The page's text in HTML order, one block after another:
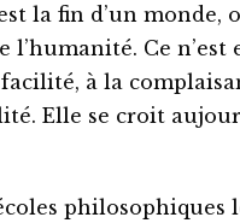
la fin d’un monde,
Ce n’est
à la
Elle se croit
philosophiques